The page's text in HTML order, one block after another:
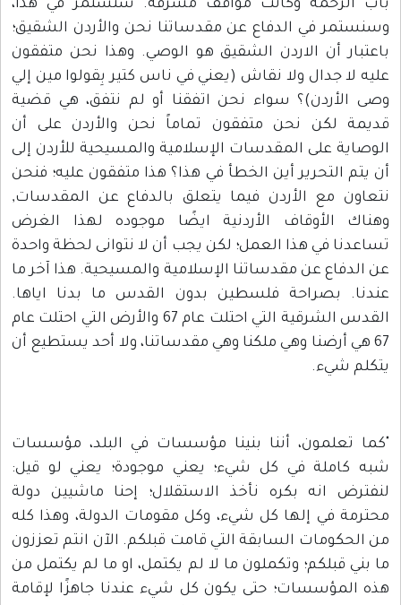
باب الرحمة وكانت مواقف مشرفة. سنستمر في هذا،
وسنستمر في الدفاع عن مقدساتنا نحن والأردن الشقيق؛
باعتبار أن الاردن الشقيق هو الوصي. وهذا نحن متفقون
عليه لا جدال ولا نقاش (يعني في ناس كتير بِقولوا مين إلي
وصى الأردن)؟ سواء نحن اتفقنا أو لم نتفق، هي قضية
قديمة لكن نحن متفقون تماماً نحن والأردن على أن
الوصاية على المقدسات الإسلامية والمسيحية للأردن إلى
أن يتم التحرير أين الخطأ في هذا؟ هذا متفقون عليه؛ فنحن
نتعاون مع الأردن فيما يتعلق بالدفاع عن المقدسات,
وهناك الأوقاف الأردنية ايضًا موجوده لهذا الغرض
تساعدنا في هذا العمل؛ لكن يجب أن لا نتوانى لحظة واحدة
عن الدفاع عن مقدساتنا الإسلامية والمسيحية. هذا آخر ما
عندنا. بصراحة فلسطين بدون القدس ما بدنا اياها.
القدس الشرقية التي احتلت عام 67 والأرض التي احتلت عام
67 هي أرضنا وهي ملكنا وهي مقدساتنا، ولا أحد يستطيع أن
يتكلم شيء.
"كما تعلمون، أننا بنينا مؤسسات في البلد، مؤسسات
شبه كاملة في كل شيء؛ يعني موجودة؛ يعني لو قيل:
لنفترض انه بكره نأخذ الاستقلال؛ إحنا ماشيين دولة
محترمة في إلها كل شيء، وكل مقومات الدولة، وهذا كله
من الحكومات السابقة التي قامت قبلكم. الآن انتم تعززون
ما بني قبلكم؛ وتكملون ما لا لم يكتمل، او ما لم يكتمل من
هذه المؤسسات؛ حتى يكون كل شيء عندنا جاهزًا لإقامة